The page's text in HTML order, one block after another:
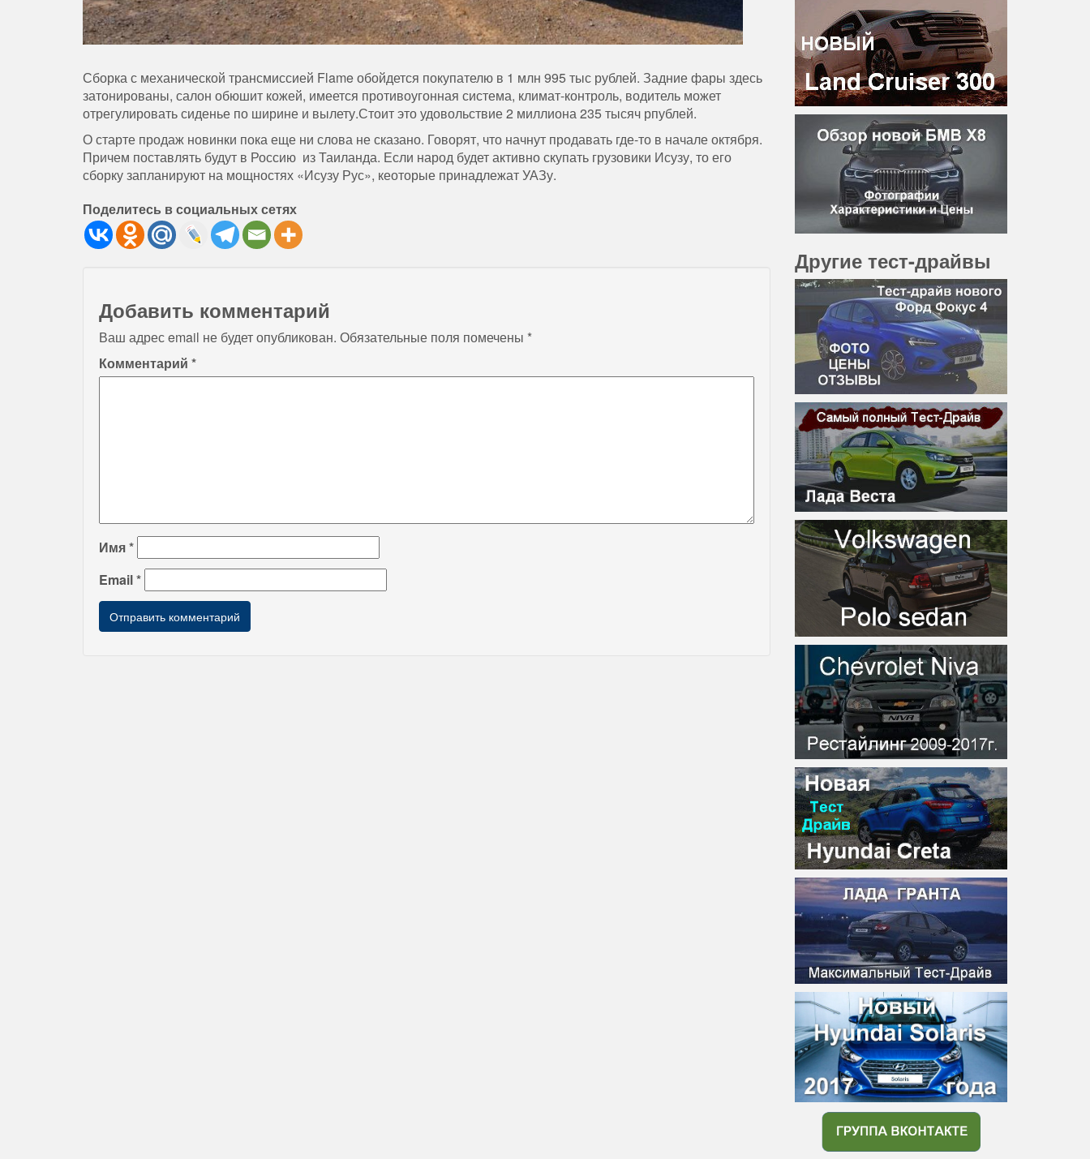
Сборка с механической трансмиссией Flame обойдется покупателю в 1 млн 995 тыс рублей. Задние фары здесь
затонированы, салон обюшит кожей, имеется противоугонная система, климат-контроль, водитель может
отрегулировать сиденье по ширине и вылету.Стоит это удовольствие 2 миллиона 235 тысяч рпублей.
О старте продаж новинки пока еще ни слова не сказано. Говорят, что начнут продавать где-то в начале октября.
Причем поставлять будут в Россию из Таиланда. Если народ будет активно скупать грузовики Исузу, то его
сборку запланируют на мощностях «Исузу Рус», кеоторые принадлежат УАЗу.
Поделитесь в социальных сетях
Добавить комментарий
Ваш адрес email не будет опубликован. Обязательные поля помечены *
Комментарий *
Имя*
Email*
Другие тест-драйвы